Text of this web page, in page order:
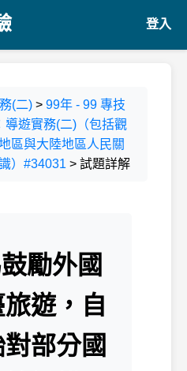
登入
(二) > 99年 - 99 專技
遊實務(二)（包括觀
區與大陸地區人民關
）#34031 > 試題詳解
勵外國
遊，自
部分國